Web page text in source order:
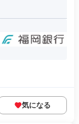
気になる